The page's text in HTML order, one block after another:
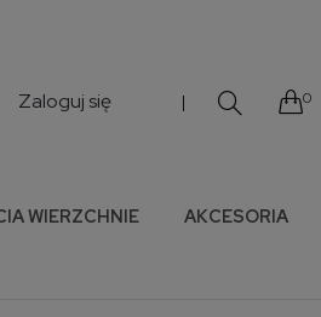
Zaloguj się | 0
WIERZCHNIE
AKCESORIA